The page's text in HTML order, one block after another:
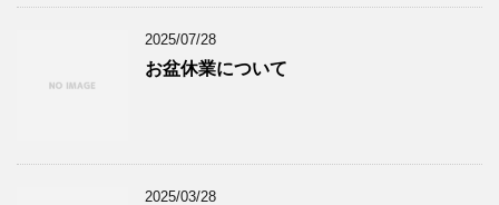
2025/07/28
お盆休業について
2025/03/28